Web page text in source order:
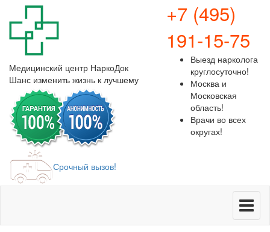
Медицинский центр НаркоДок
Шанс изменить жизнь к лучшему
+7 (495)
191-15-75
Выезд нарколога
круглосуточно!
Москва и
Московская
область!
Врачи во всех
округах!
Срочный вызов!
Меню